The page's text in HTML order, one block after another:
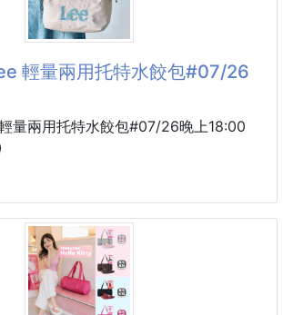
的就是睡衣‼️
折原價都是$89.95💸
澤感超強～華麗富家千金感✨ # 觸感
唷～🤎🐆
的緞面睡衣！
睡衣‼️
輕量兩用托特水餃包#07/26
量兩用托特水餃包#07/26晚上18:00
立體刺繡 Logo，百搭又有質感💯
課、逛街還是旅行，都能輕鬆駕馭
，9.7 吋 iPad、手機、長夾、耳機、化
都能輕鬆收納，一包就能滿足日常所